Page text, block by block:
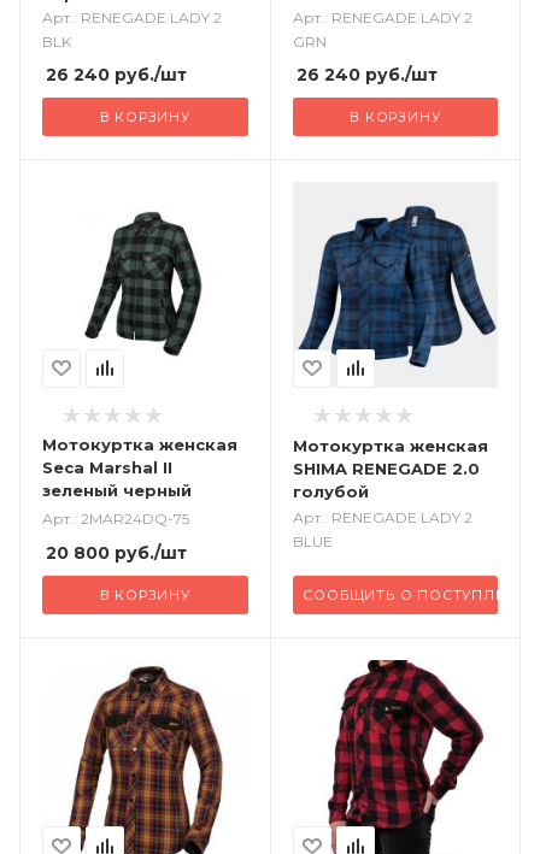
Арт.: RENEGADE LADY 2
BLK
26 240 руб./шт
В КОРЗИНУ
Арт.: RENEGADE LADY 2
GRN
26 240руб./шт
В КОРЗИНУ
Мотокуртка женская
Seca Marshal II
зеленый черный
Арт.: 2MAR24DQ-75
20 800 руб./шт
В КОРЗИНУ
Мотокуртка женская
SHIMA RENEGADE 2.0
голубой
Арт.: RENEGADE LADY 2
BLUE
СООБЩИТЬ О ПОСТУПЛЕНИИ